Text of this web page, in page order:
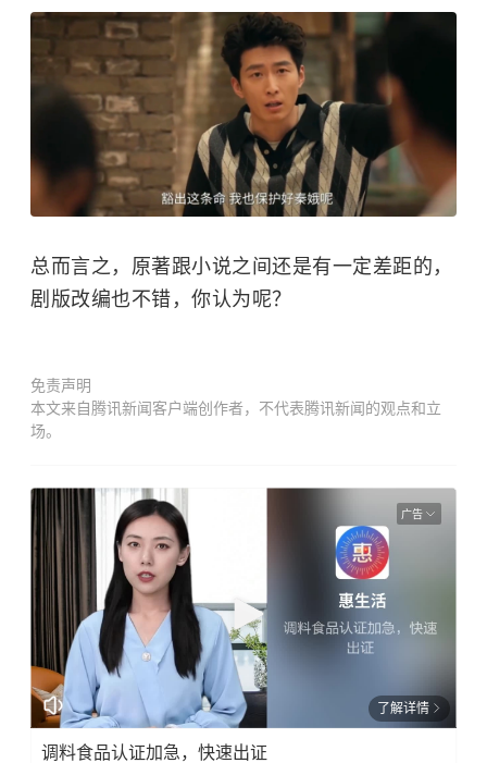
总而言之，原著跟小说之间还是有一定差距的，
剧版改编也不错，你认为呢？
免责声明
本文来自腾讯新闻客户端创作者，不代表腾讯新闻的观点和立
场。
广告
了解详情
调料食品认证加急，快速出证